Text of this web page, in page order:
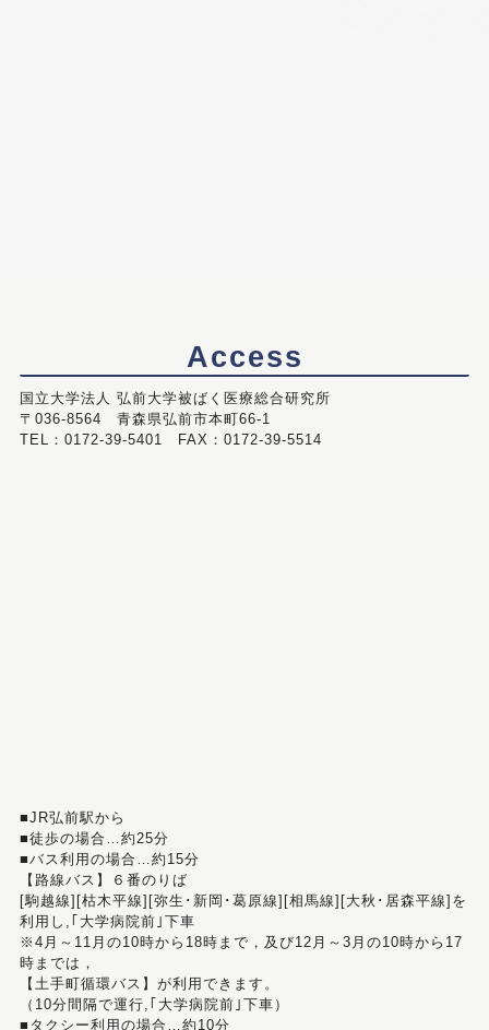
Access
国立大学法人 弘前大学被ばく医療総合研究所
〒036-8564 青森県弘前市本町66-1
TEL：0172-39-5401 FAX：0172-39-5514
■JR弘前駅から
■徒歩の場合…約25分
■バス利用の場合…約15分
【路線バス】６番のりば
[駒越線][枯木平線][弥生･新岡･葛原線][相馬線][大秋･居森平線]を
利用し,｢大学病院前｣下車
※4月～11月の10時から18時まで，及び12月～3月の10時から17
時までは，
【土手町循環バス】が利用できます。
（10分間隔で運行,｢大学病院前｣下車）
■タクシー利用の場合…約10分